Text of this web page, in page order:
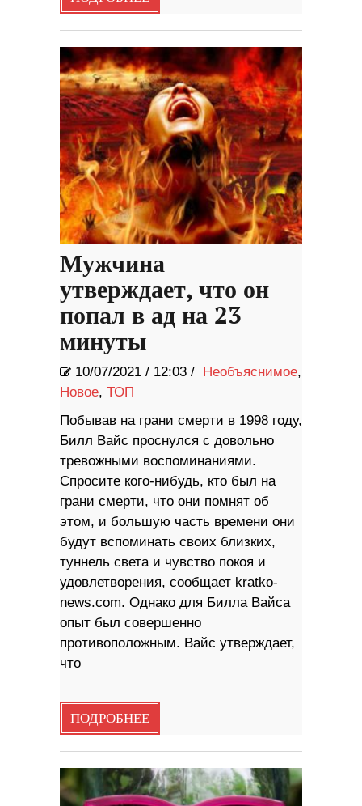
Мужчина
утверждает, что он
попал в ад на 23
минуты
10/07/2021 / 12:03 / Необъяснимое,
Новое, ТОП
Побывав на грани смерти в 1998 году,
Билл Вайс проснулся с довольно
тревожными воспоминаниями.
Спросите кого-нибудь, кто был на
грани смерти, что они помнят об
этом, и большую часть времени они
будут вспоминать своих близких,
туннель света и чувство покоя и
удовлетворения, сообщает kratko-
news.com. Однако для Билла Вайса
опыт был совершенно
противоположным. Вайс утверждает,
что
ПОДРОБНЕЕ